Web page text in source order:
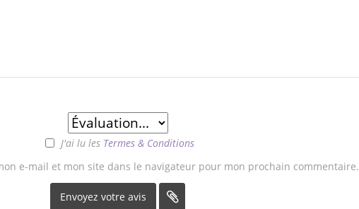
J'ai lu les Termes & Conditions
e-mail et mon site dans le navigateur pour mon prochain commentaire.